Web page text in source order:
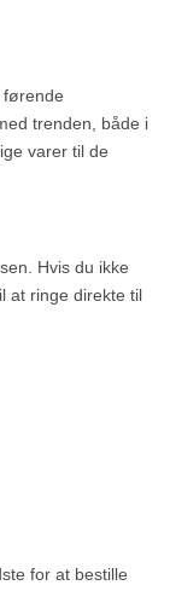
førende
trenden, både i
varer til de
Hvis du ikke
at ringe direkte til
for at bestille